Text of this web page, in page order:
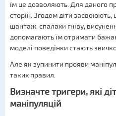
їм це дозволяють. Для даного
сторін. Згодом діти
шантаж, спалахи гніву,
допомагають їм отримати
моделі поведінки стають
Але як зупинити прояви
таких правил.
Визначте тригери, які
маніпуляцій